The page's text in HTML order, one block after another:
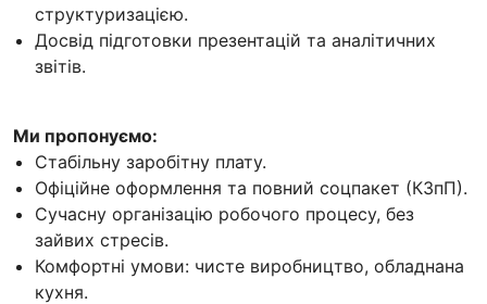
структуризацією.
Досвід підготовки презентацій та аналітичних
звітів.
Ми пропонуємо:
Стабільну заробітну плату.
Офіційне оформлення та повний соцпакет (КЗпП).
Сучасну організацію робочого процесу, без
зайвих стресів.
Комфортні умови: чисте виробництво, обладнана
кухня.